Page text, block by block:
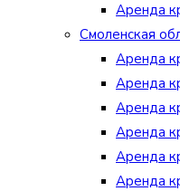
Аренда
Смоленская
Аренда
Аренда
Аренда
Аренда
Аренда
Аренда